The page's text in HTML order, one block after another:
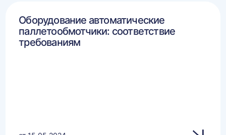
Оборудование автоматические
паллетообмотчики: соответствие
требованиям